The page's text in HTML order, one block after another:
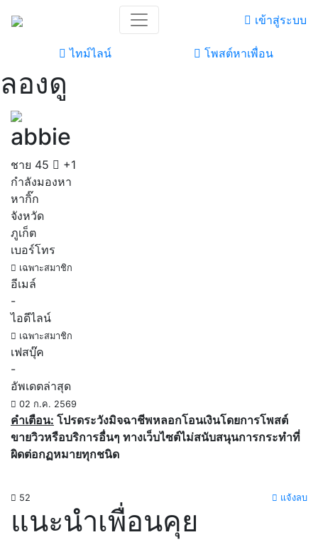
เข้าสู่ระบบ
ไทม์ไลน์ โพสต์หาเพื่อน
ลองดู
abbie
ชาย 45
+1
กำลังมองหา
หากิ๊ก
จังหวัด
ภูเก็ต
เบอร์โทร
เฉพาะสมาชิก
อีเมล์
-
ไอดีไลน์
เฉพาะสมาชิก
เฟสบุ๊ค
-
อัพเดตล่าสุด
02 ก.ค. 2569
คำเตือน: โปรดระวังมิจฉาชีพหลอกโอนเงินโดยการโพสต์
ขายวิวหรือบริการอื่นๆ ทางเว็บไซต์ไม่สนับสนุนการกระทำที่
ผิดต่อกฏหมายทุกชนิด
52 แจ้งลบ
แนะนำเพื่อนคุย